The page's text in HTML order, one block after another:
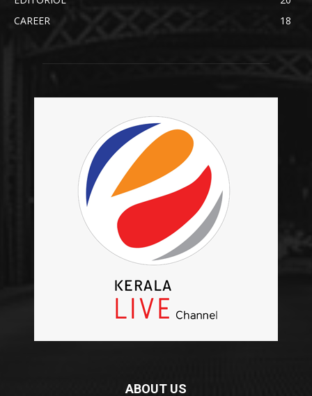
CAREER
18
ABOUT US